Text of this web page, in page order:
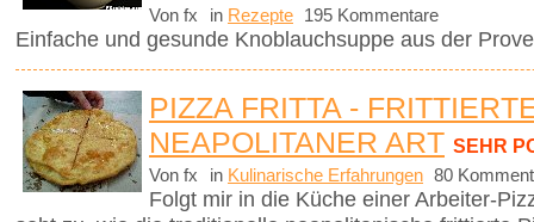
Von fx in Rezepte 195 Kommentare
Einfache und gesunde Knoblauchsuppe aus der
PIZZA FRITTA -
NEAPOLITANER ART SEHR
Von fx in Kulinarische Erfahrungen 80
Folgt mir in die Küche einer Arbeiter-